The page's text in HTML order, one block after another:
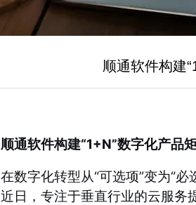
顺通软件构建
顺通软件构建“1+N”数字化产品
在数字化转型从“可选项”变为“
近日，专注于垂直行业的云服